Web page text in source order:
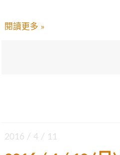
閱讀更多 »
2016 / 4 / 11